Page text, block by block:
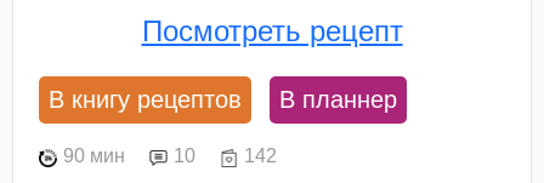
Посмотреть рецепт
В книгу рецептов В планнер
90 мин 10 142